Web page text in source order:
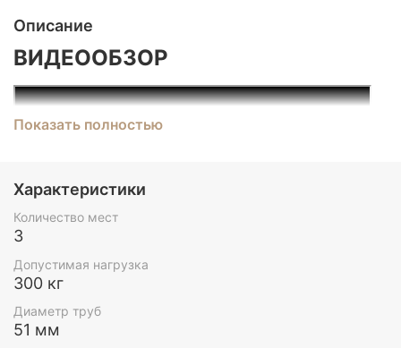
Описание
ВИДЕООБЗОР
Показать полностью
Характеристики
Количество мест
3
Допустимая нагрузка
300 кг
Диаметр труб
51 мм